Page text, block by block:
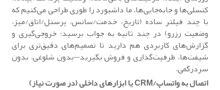
کنسلی‌ها و جابه‌جایی‌ها. ما داشبورد را طوری طراحی می‌کنیم که
با چند فیلتر ساده (تاریخ، خدمت/سانس، پرسنل/اتاق/میز،
وضعیت رزرو) در چند ثانیه به جواب برسید؛ خروجی‌گیری و
گزارش‌های کاربردی هم دارید تا تصمیم‌های دقیق‌تری برای
شیفت‌ها، ظرفیت‌گذاری و فروش بگیرید—بدون شلوغی، بدون
سردرگمی.
اتصال به واتساپ/CRM یا ابزارهای داخلی (در صورت نیاز)